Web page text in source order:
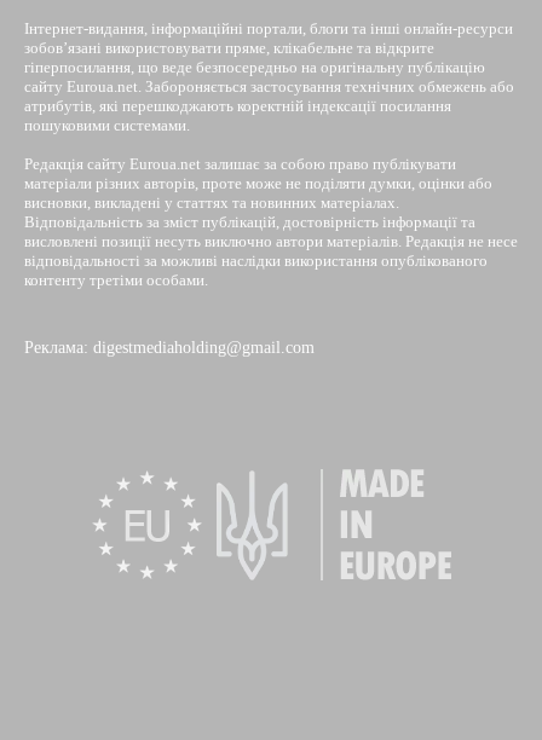
Інтернет-видання, інформаційні портали, блоги та інші онлайн-ресурси
зобов’язані використовувати пряме, клікабельне та відкрите
гіперпосилання, що веде безпосередньо на оригінальну публікацію
сайту Euroua.net. Забороняється застосування технічних обмежень або
атрибутів, які перешкоджають коректній індексації посилання
пошуковими системами.
Редакція сайту Euroua.net залишає за собою право публікувати
матеріали різних авторів, проте може не поділяти думки, оцінки або
висновки, викладені у статтях та новинних матеріалах.
Відповідальність за зміст публікацій, достовірність інформації та
висловлені позиції несуть виключно автори матеріалів. Редакція не несе
відповідальності за можливі наслідки використання опублікованого
контенту третіми особами.
Реклама: digestmediaholding@gmail.com